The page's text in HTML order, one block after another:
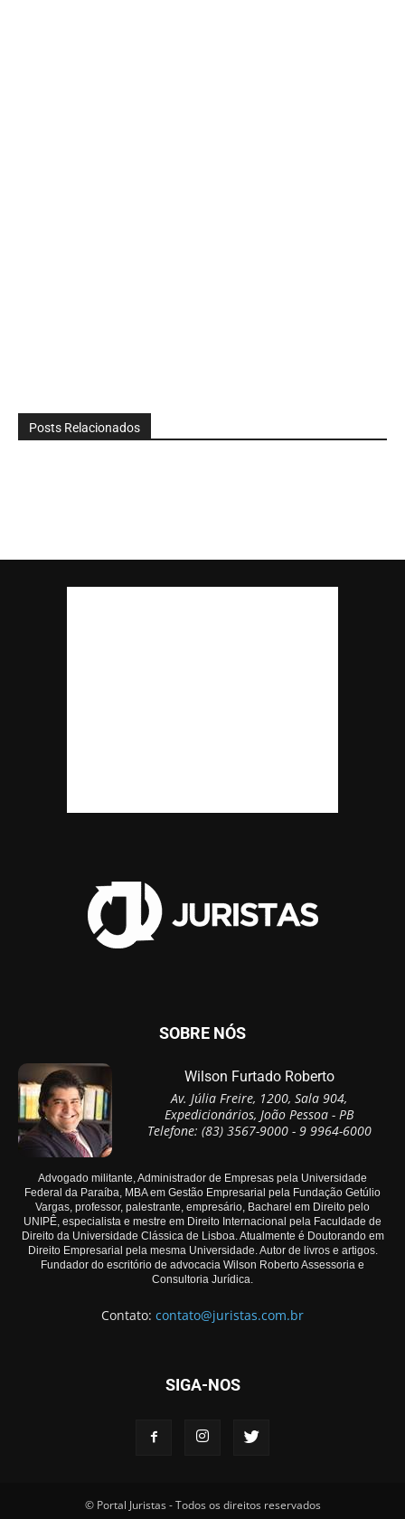
Posts Relacionados
SOBRE NÓS
Wilson Furtado Roberto
Av. Júlia Freire, 1200, Sala 904,
Expedicionários, João Pessoa - PB
Telefone: (83) 3567-9000 - 9 9964-6000
Advogado militante, Administrador de Empresas pela Universidade
Federal da Paraíba, MBA em Gestão Empresarial pela Fundação Getúlio
Vargas, professor, palestrante, empresário, Bacharel em Direito pelo
UNIPÊ, especialista e mestre em Direito Internacional pela Faculdade de
Direito da Universidade Clássica de Lisboa. Atualmente é Doutorando em
Direito Empresarial pela mesma Universidade. Autor de livros e artigos.
Fundador do escritório de advocacia Wilson Roberto Assessoria e
Consultoria Jurídica.
Contato: contato@juristas.com.br
SIGA-NOS
© Portal Juristas - Todos os direitos reservados